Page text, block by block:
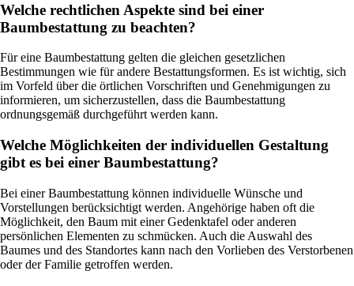
Welche rechtlichen Aspekte sind bei einer
Baumbestattung zu beachten?
Für eine Baumbestattung gelten die gleichen gesetzlichen
Bestimmungen wie für andere Bestattungsformen. Es ist wichtig, sich
im Vorfeld über die örtlichen Vorschriften und Genehmigungen zu
informieren, um sicherzustellen, dass die Baumbestattung
ordnungsgemäß durchgeführt werden kann.
Welche Möglichkeiten der individuellen Gestaltung
gibt es bei einer Baumbestattung?
Bei einer Baumbestattung können individuelle Wünsche und
Vorstellungen berücksichtigt werden. Angehörige haben oft die
Möglichkeit, den Baum mit einer Gedenktafel oder anderen
persönlichen Elementen zu schmücken. Auch die Auswahl des
Baumes und des Standortes kann nach den Vorlieben des Verstorbenen
oder der Familie getroffen werden.